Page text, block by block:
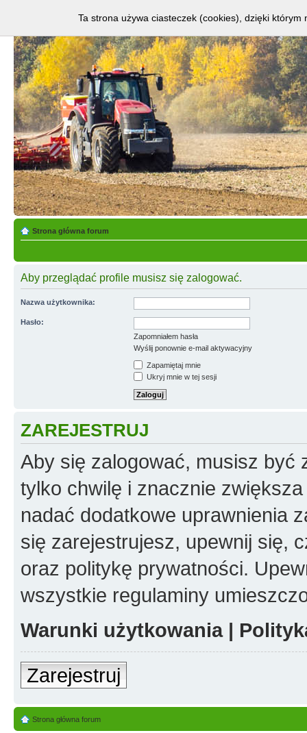
Strona główna forum
Aby przeglądać profile musisz się zalogować.
Nazwa użytkownika:
Hasło:
Zapomniałem hasła
Wyślij ponownie e-mail aktywacyjny
Zapamiętaj mnie
Ukryj mnie w tej sesji
ZAREJESTRUJ
Aby się zalogować, musisz być
tylko chwilę i znacznie
nadać dodatkowe uprawnienia
się zarejestrujesz, upewnij się,
oraz politykę prywatności.
wszystkie regulaminy
Warunki użytkowania|
Zarejestruj
Strona główna forum
Ta strona używa ciasteczek (cookies), dzięki którym